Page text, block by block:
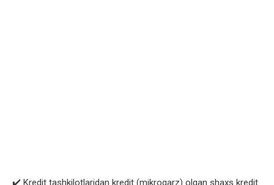
✔️ Kredit tashkilotlaridan kredit (mikroqarz) olgan shaxs kredit